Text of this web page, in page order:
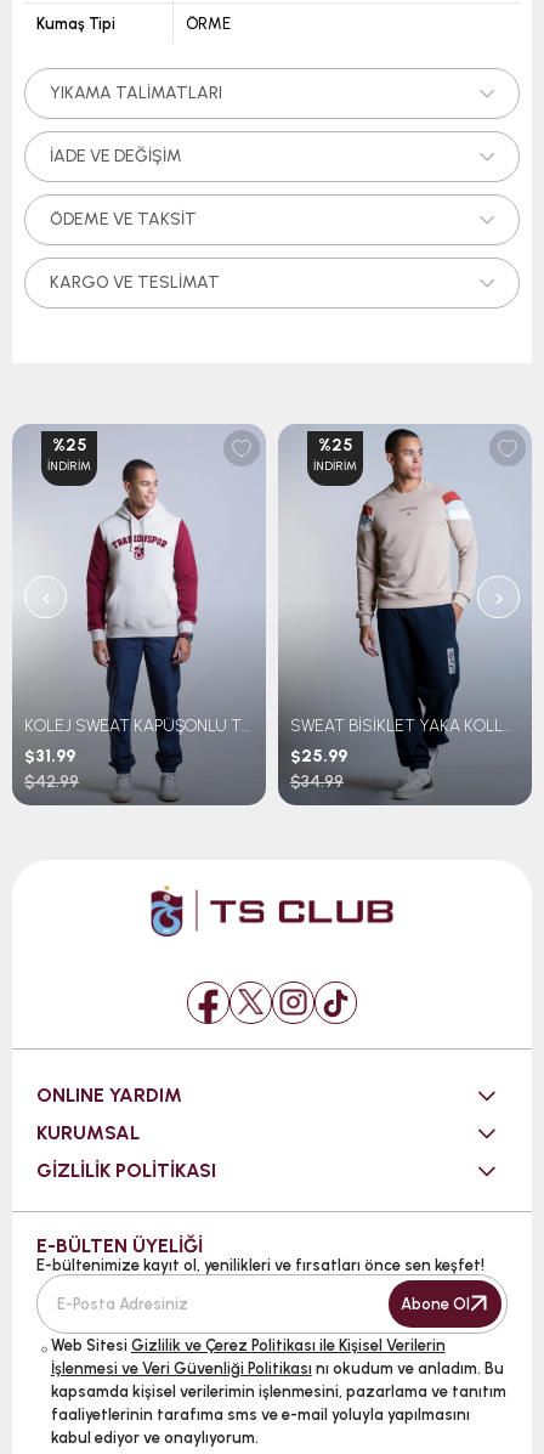
Kumaş Tipi ÖRME
YIKAMA TALIMATLARI
İADE VE DEĞIŞIM
ÖDEME VE TAKSIT
KARGO VE TESLIMAT
KOLEJ SWEAT KAPÜŞONLU TRABZONSPOR NAKIŞLI
$31.99
$42.99
%25
İNDIRIM
SWEAT BİSİKLET YAKA KOLLARI ÇİZGİLİ
$25.99
$34.99
%25
İNDIRIM
‹ ›
ONLINE YARDIM
KURUMSAL
GİZLİLİK POLİTİKASI
E-BÜLTEN ÜYELİĞİ
E-bültenimize kayıt ol, yenilikleri ve fırsatları önce sen keşfet!
Abone Ol
Web Sitesi Gizlilik ve Çerez Politikası ile Kişisel Verilerin
İşlenmesi ve Veri Güvenliği Politikası nı okudum ve anladım. Bu
kapsamda kişisel verilerimin işlenmesini, pazarlama ve tanıtım
faaliyetlerinin tarafıma sms ve e-mail yoluyla yapılmasını
kabul ediyor ve onaylıyorum.